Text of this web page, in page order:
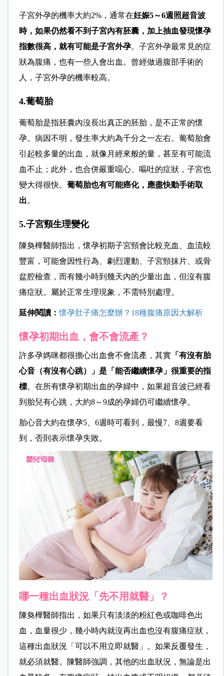
子宮外孕的機率大約2%，通常在妊娠5～6週照超音波
時，如果仍然看不到子宮內有胚囊，加上抽血發現懷孕
指數很高，就有可能是子宮外孕。子宮外孕最常見的症
狀為腹痛，也有一些人會出血。曾經做過腹部手術的
人，子宮外孕的機率較高。
4.葡萄胎
葡萄胎是指胚囊內沒長出真正的胚胎，是不正常的懷
孕。病因不明，發生率大約為千分之一左右。葡萄胎會
引起較多量的出血，就像月經來般的量，甚至有可能流
血不止；此外，也合併嚴重噁心、嘔吐的症狀，子宮也
變大得很快。 葡萄胎也有可能癌化，應盡快動手術取
出。
5.子宮頸生理變化
陳奐樺醫師指出，懷孕初期子宮頸會比較充血、血流較
豐富，可能會因性行為、劇烈運動、子宮頸抹片、或骨
盆腔檢查，而有幾小時到幾天內的少量出血，但沒有腹
痛症狀。屬於正常生理現象，不需特別處理。
延伸閱讀：懷孕肚子痛怎麼辦？18種腹痛原因大解析
懷孕初期出血，會不會流產？
許多孕媽咪都很擔心出血會不會流產，其實「有沒有胎
心音（有沒有心跳）」是「能否繼續懷孕」很重要的指
標。在所有懷孕初期出血的孕婦中，如果超音波已經看
到胎兒有心跳，大約8～9成的孕婦仍可繼續懷孕。
胎心音大約在懷孕5、6週時可看到，最慢7、8週要看
到，否則表示懷孕失敗。
哪一種出血狀況「先不用就醫」？
陳奐樺醫師指出，如果只有淡淡的粉紅色或咖啡色出
血，血量很少，幾小時內就沒再出血也沒有腹痛症狀，
這種出血狀況「可以不用立即就醫」。如果反覆發生，
就必須就醫。陳醫師強調，其他的出血狀況，無論是出